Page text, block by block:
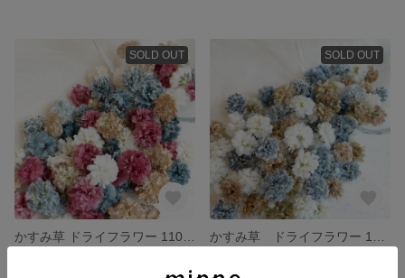
SOLD OUT SOLD OUT